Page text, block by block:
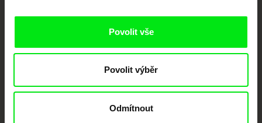
Povolit vše
Povolit výběr
Odmítnout